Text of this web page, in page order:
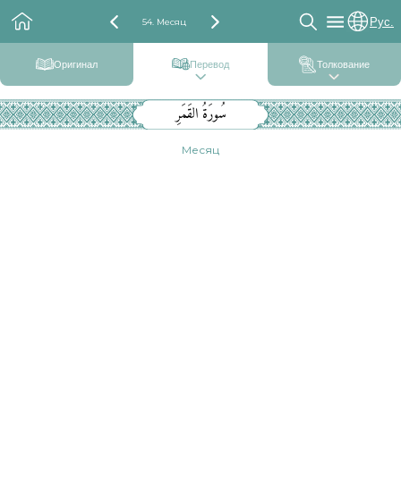
54. Месяц Рус.
Оригинал Перевод Толкование
سُورَةُ القَمَرِ
Месяц